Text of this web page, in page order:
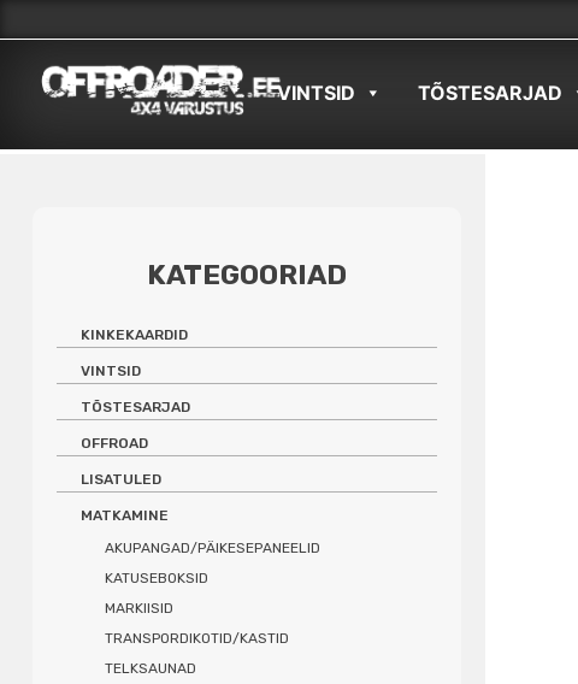
content
VINTSID TÕSTESARJAD
KATEGOORIAD
KINKEKAARDID
VINTSID
TÕSTESARJAD
OFFROAD
LISATULED
MATKAMINE
AKUPANGAD/PÄIKESEPANEELID
KATUSEBOKSID
MARKIISID
TRANSPORDIKOTID/KASTID
TELKSAUNAD